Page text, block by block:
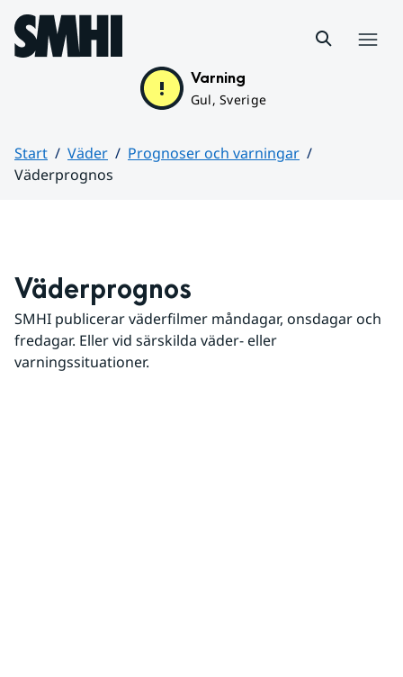
Hoppa till sidans innehåll
Varning
Gul, Sverige
Start Väder
Prognoser och varningar
Väderprognos
Väderprognos
SMHI publicerar väderfilmer måndagar, onsdagar och
fredagar. Eller vid särskilda väder- eller
varningssituationer.